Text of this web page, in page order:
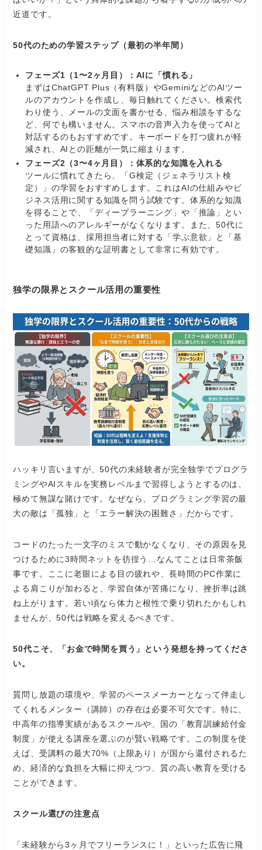
近道です。
50代のための学習ステップ（最初の半年間）
フェーズ1（1〜2ヶ月目）：AIに「慣れる」
まずはChatGPT Plus（有料版）やGeminiなどのAIツー
ルのアカウントを作成し、毎日触れてください。検索代
わり使う、メールの文面を書かせる、悩み相談をするな
ど、何でも構いません。スマホの音声入力を使ってAIと
対話するのもおすすめです。キーボードを打つ疲れが軽
減され、AIとの距離が一気に縮まります。
フェーズ2（3〜4ヶ月目）：体系的な知識を入れる
ツールに慣れてきたら、「G検定（ジェネラリスト検
定）」の学習をおすすめします。これはAIの仕組みやビ
ジネス活用に関する知識を問う試験です。体系的な知識
を得ることで、「ディープラーニング」や「推論」とい
った用語へのアレルギーがなくなります。また、50代に
とって資格は、採用担当者に対する「学ぶ意欲」と「基
礎知識」の客観的な証明書として非常に有効です。
独学の限界とスクール活用の重要性
ハッキリ言いますが、50代の未経験者が完全独学でプログラ
ミングやAIスキルを実務レベルまで習得しようとするのは、
極めて無謀な賭けです。なぜなら、プログラミング学習の最
大の敵は「孤独」と「エラー解決の困難さ」だからです。
コードのたった一文字のミスで動かなくなり、その原因を見
つけるために3時間ネットを彷徨う…なんてことは日常茶飯
事です。ここに老眼による目の疲れや、長時間のPC作業に
よる肩こりが加わると、学習自体が苦痛になり、挫折率は跳
ね上がります。若い頃なら体力と根性で乗り切れたかもしれ
ませんが、50代は戦略を変えるべきです。
50代こそ、「お金で時間を買う」という発想を持ってくださ
い。
質問し放題の環境や、学習のペースメーカーとなって伴走し
てくれるメンター（講師）の存在は必要不可欠です。特に、
中高年の指導実績があるスクールや、国の「教育訓練給付金
制度」が使える講座を選ぶのが賢い戦略です。この制度を使
えば、受講料の最大70%（上限あり）が国から還付されるた
め、経済的な負担を大幅に抑えつつ、質の高い教育を受ける
ことができます。
スクール選びの注意点
「未経験から3ヶ月でフリーランスに！」といった広告に飛